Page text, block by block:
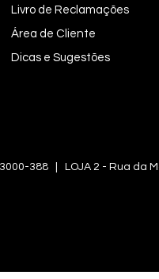
Livro de Reclamações
Área de Cliente
Dicas e Sugestões
388 | LOJA 2 - Rua da